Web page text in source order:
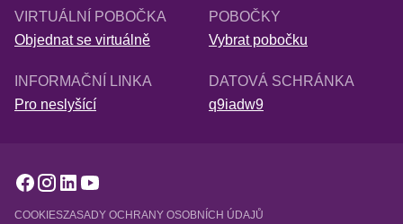
VIRTUÁLNÍ POBOČKA
Objednat se virtuálně
POBOČKY
Vybrat pobočku
INFORMAČNÍ LINKA
Pro neslyšící
DATOVÁ SCHRÁNKA
q9iadw9
COOKIESZASADY OCHRANY OSOBNÍCH ÚDAJŮ